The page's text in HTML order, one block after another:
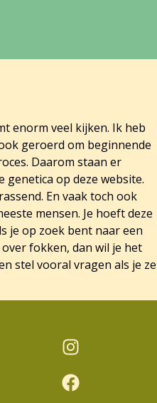
enorm veel kijken. Ik heb
geroerd om beginnende
Daarom staan er
genetica op deze website.
En vaak toch ook
mensen. Je hoeft deze
je op zoek bent naar een
fokken, dan wil je het
stel vooral vragen als je ze